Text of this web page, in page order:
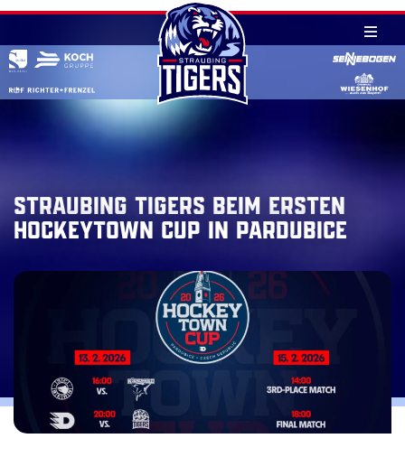
Skip
content
Straubing Tigers beim ersten
Hockeytown Cup in Pardubice